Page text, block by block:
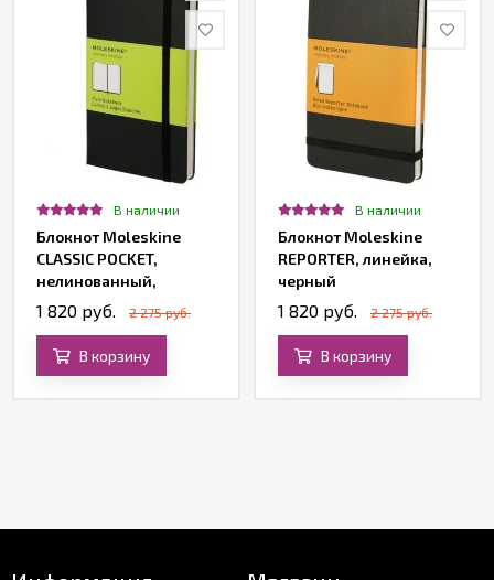
В наличии
Блокнот Moleskine
CLASSIC POCKET,
нелинованный,
черный
1 820 руб. 2 275 руб.
В корзину
В наличии
Блокнот Moleskine
REPORTER, линейка,
черный
1 820 руб. 2 275 руб.
В корзину